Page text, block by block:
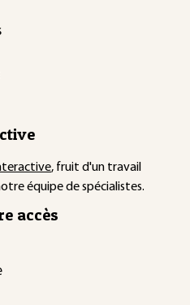
, fruit d'un travail
équipe de spécialistes.
accès